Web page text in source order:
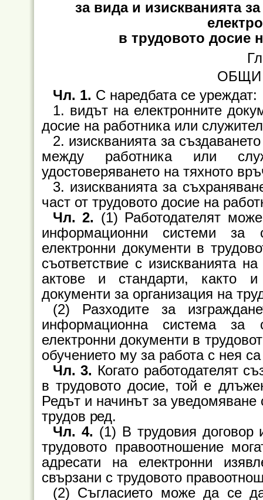
за вида и изискванията
в трудовото досие
ОБЩИ
Чл. 1. С наредбата се уреждат:
1. видът на електронните
досие на работника или
2. изискванията за
между работника или
удостоверяването на тяхното
3. изискванията за
част от трудовото досие на
Чл. 2. (1) Работодателят
информационни системи за
електронни документи в
съответствие с изискванията
актове и стандарти, както
документи за организация на
(2) Разходите за
информационна система за
електронни документи в
обучението му за работа с нея
Чл. 3. Когато работодателят
в трудовото досие, той е
Редът и начинът за
трудов ред.
Чл. 4. (1) В трудовия
трудовото правоотношение
адресати на електронни
свързани с трудовото
(2) Съгласието може да се